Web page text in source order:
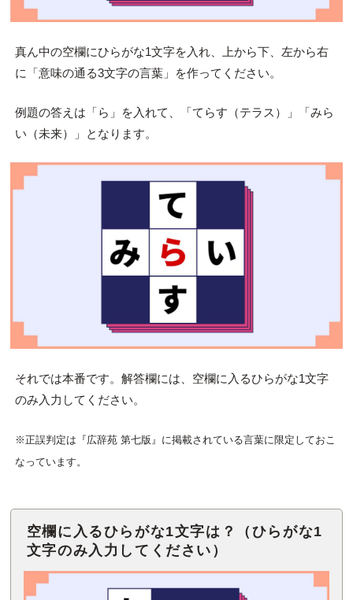
真ん中の空欄にひらがな1文字を入れ、上から下、左から右
に「意味の通る3文字の言葉」を作ってください。
例題の答えは「ら」を入れて、「てらす（テラス）」「みら
い（未来）」となります。
それでは本番です。解答欄には、空欄に入るひらがな1文字
のみ入力してください。
※正誤判定は『広辞苑 第七版』に掲載されている言葉に限定しておこ
なっています。
空欄に入るひらがな1文字は？（ひらがな1
文字のみ入力してください）